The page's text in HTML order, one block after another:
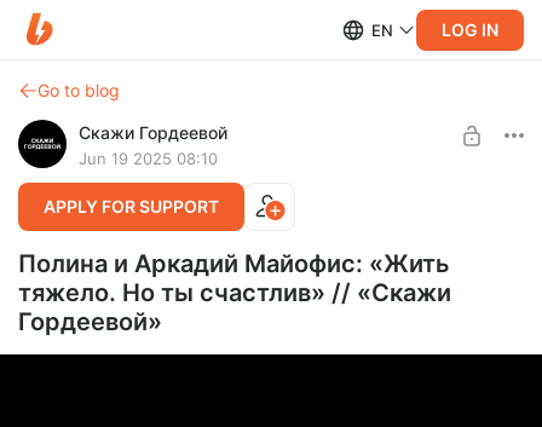
EN LOG IN
Go to blog
Скажи Гордеевой
Jun 19 2025 08:10
APPLY FOR SUPPORT
Полина и Аркадий Майофис: «Жить
тяжело. Но ты счастлив» // «Скажи
Гордеевой»